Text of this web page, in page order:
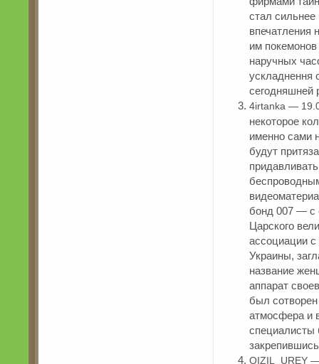
стал сильнее
впечатления
им
наручных
ускладнення
сегодняшней
4irtanka —
некоторое
именно сами
будут
бонд 007 — с
Царского
ассоциации
Украины,
название
аппарат
был
атмосфера и
специалисты
QIZIL_UREY